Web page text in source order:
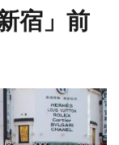
宿」前